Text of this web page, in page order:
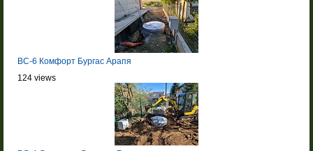
BC-6 Комфорт Бургас Арапя
124 views